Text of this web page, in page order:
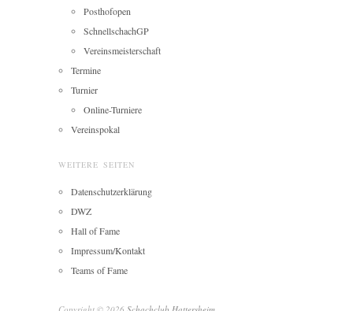
Posthofopen
SchnellschachGP
Vereinsmeisterschaft
Termine
Turnier
Online-Turniere
Vereinspokal
WEITERE SEITEN
Datenschutzerklärung
DWZ
Hall of Fame
Impressum/Kontakt
Teams of Fame